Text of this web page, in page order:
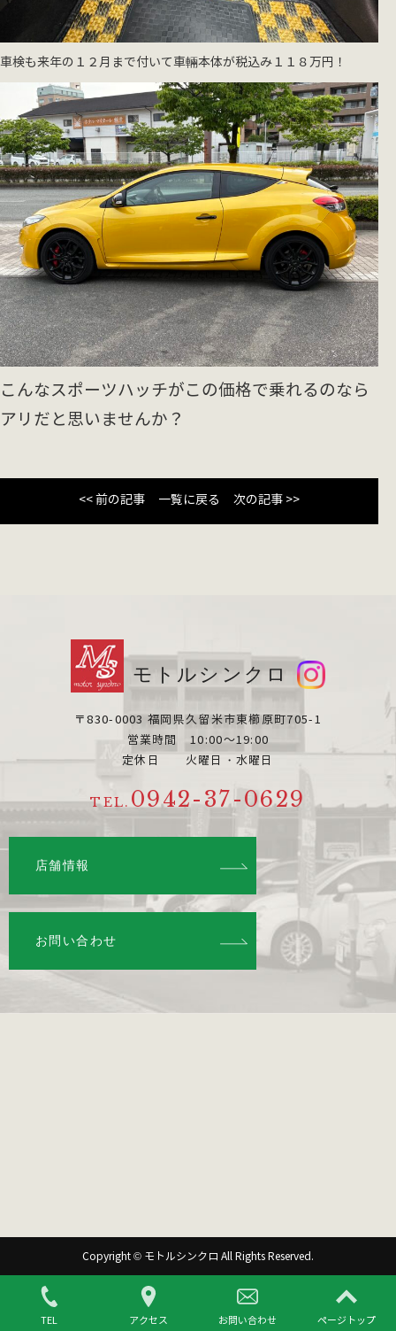
車検も来年の１２月まで付いて車輛本体が税込み１１８万円！
こんなスポーツハッチがこの価格で乗れるのなら
アリだと思いませんか？
<< 前の記事 一覧に戻る 次の記事 >>
TEL アクセス お問い合わせ ページトップ
モトルシンクロ
〒830-0003 福岡県久留米市東櫛原町705-1
営業時間 10:00～19:00
定休日 火曜日・水曜日
TEL. 0942-37-0629
店舗情報
お問い合わせ
Copyright © モトルシンクロ All Rights Reserved.